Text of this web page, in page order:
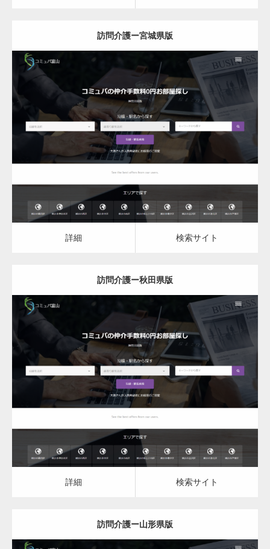
訪問介護ー宮城県版
更新日： 2023.03.08
訪問介護
詳細 検索サイト
詳細 検索サイト
訪問介護ー秋田県版
更新日： 2023.03.08
訪問介護
詳細 検索サイト
詳細 検索サイト
訪問介護ー山形県版